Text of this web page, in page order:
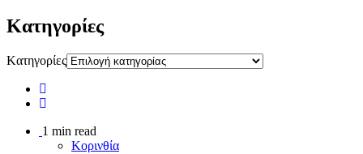
Kατηγορίες
Kατηγορίες
1 min read
Κορινθία